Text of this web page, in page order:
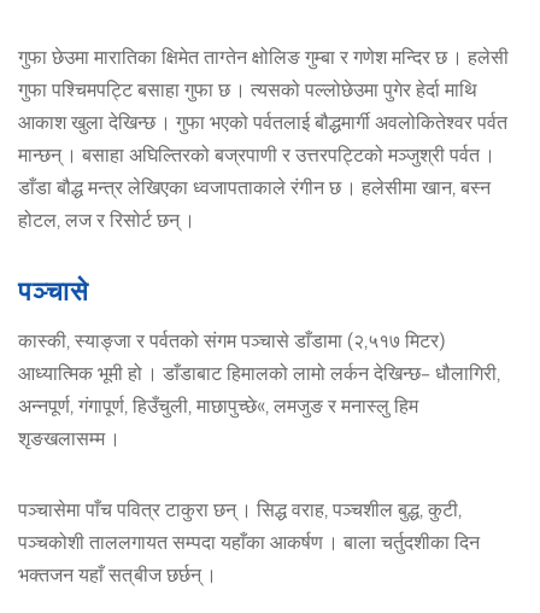
गुफा छेउमा मारातिका क्षिमेत ताग्तेन क्षोलिङ गुम्बा र गणेश मन्दिर छ । हलेसी
गुफा पश्चिमपट्टि बसाहा गुफा छ । त्यसको पल्लोछेउमा पुगेर हेर्दा माथि
आकाश खुला देखिन्छ । गुफा भएको पर्वतलाई बौद्धमार्गी अवलोकितेश्वर पर्वत
मान्छन् । बसाहा अघिल्तिरको बज्रपाणी र उत्तरपट्टिको मञ्जुश्री पर्वत ।
डाँडा बौद्ध मन्त्र लेखिएका ध्वजापताकाले रंगीन छ । हलेसीमा खान, बस्न
होटल, लज र रिसोर्ट छन् ।
पञ्चासे
कास्की, स्याङ्जा र पर्वतको संगम पञ्चासे डाँडामा (२,५१७ मिटर)
आध्यात्मिक भूमी हो । डाँडाबाट हिमालको लामो लर्कन देखिन्छ– धौलागिरी,
अन्नपूर्ण, गंगापूर्ण, हिउँचुली, माछापुच्छे«, लमजुङ र मनास्लु हिम
शृङखलासम्म ।
पञ्चासेमा पाँच पवित्र टाकुरा छन् । सिद्ध वराह, पञ्चशील बुद्ध, कुटी,
पञ्चकोशी ताललगायत सम्पदा यहाँका आकर्षण । बाला चर्तुदशीका दिन
भक्तजन यहाँ सत् बीज छर्छन् ।